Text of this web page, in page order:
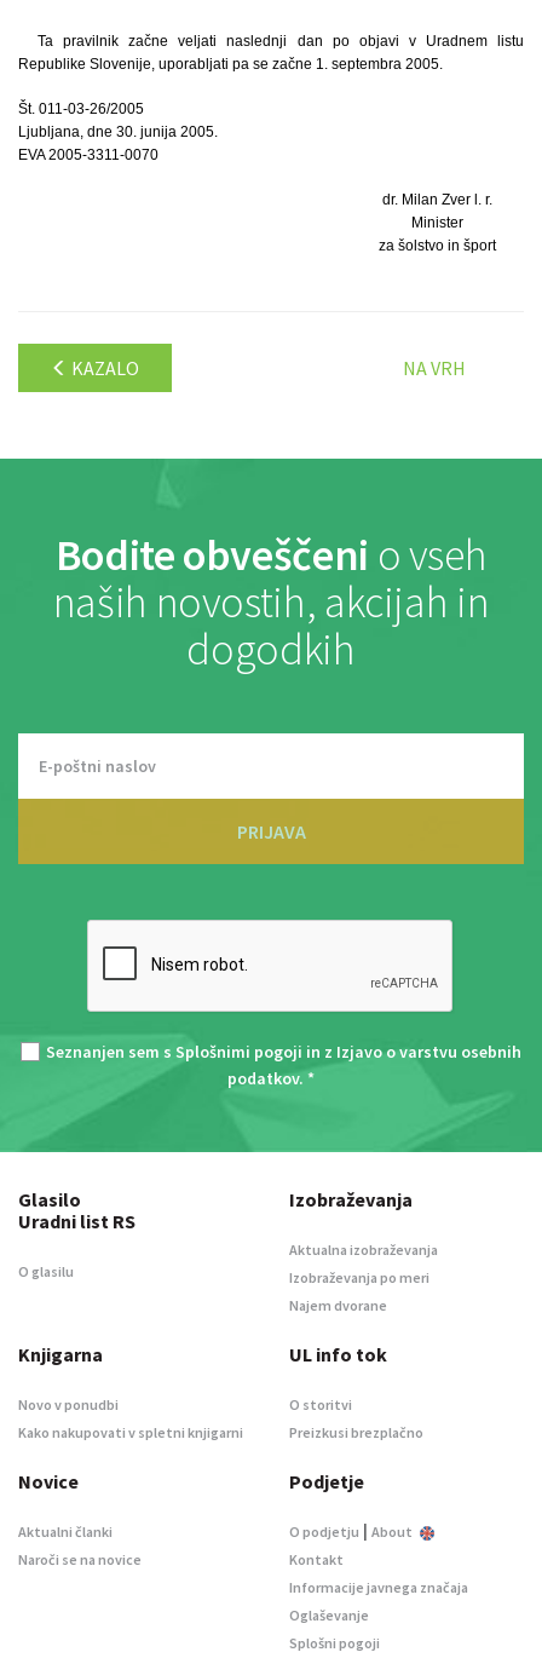
Ta pravilnik začne veljati naslednji dan po objavi v Uradnem listu
Republike Slovenije, uporabljati pa se začne 1. septembra 2005.
Št. 011-03-26/2005
Ljubljana, dne 30. junija 2005.
EVA 2005-3311-0070
dr. Milan Zver l. r.
Minister
za šolstvo in šport
KAZALO NA VRH
Bodite obveščeni o vseh
naših novostih, akcijah in
dogodkih
PRIJAVA
Seznanjen sem s Splošnimi pogoji in z Izjavo o varstvu osebnih
podatkov. *
Glasilo
Uradni list RS
O glasilu
Izobraževanja
Aktualna izobraževanja
Izobraževanja po meri
Najem dvorane
Knjigarna
Novo v ponudbi
Kako nakupovati v spletni knjigarni
UL info tok
O storitvi
Preizkusi brezplačno
Novice
Aktualni članki
Naroči se na novice
Podjetje
O podjetju | About
Kontakt
Informacije javnega značaja
Oglaševanje
Splošni pogoji